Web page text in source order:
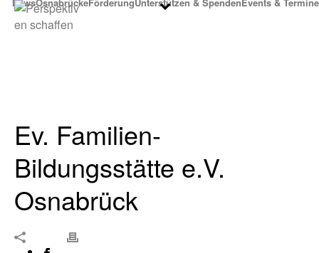
Ev. Familien-
Bildungsstätte e.V.
Osnabrück